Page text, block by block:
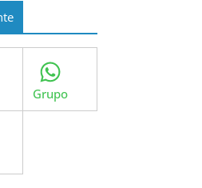
WhatsApp